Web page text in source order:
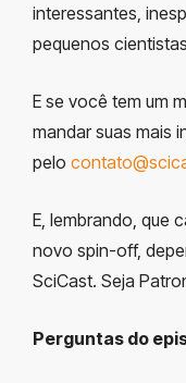
interessantes,
pequenos
E se você tem um
mandar suas mais
pelo
E, lembrando, que
novo spin-off,
SciCast. Seja
Perguntas do